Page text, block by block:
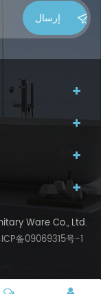
备09069315号-1